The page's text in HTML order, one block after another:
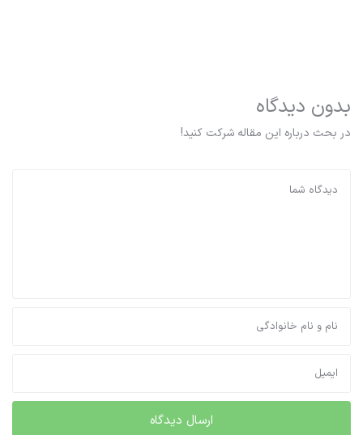
بدون دیدگاه
در بحث درباره این مقاله شرکت کنید!